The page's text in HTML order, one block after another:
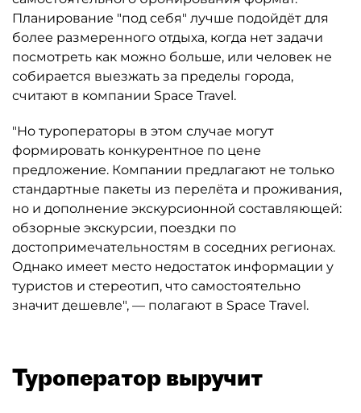
Планирование "под себя" лучше подойдёт для
более размеренного отдыха, когда нет задачи
посмотреть как можно больше, или человек не
собирается выезжать за пределы города,
считают в компании Space Travel.
"Но туроператоры в этом случае могут
формировать конкурентное по цене
предложение. Компании предлагают не только
стандартные пакеты из перелёта и проживания,
но и дополнение экскурсионной составляющей:
обзорные экскурсии, поездки по
достопримечательностям в соседних регионах.
Однако имеет место недостаток информации у
туристов и стереотип, что самостоятельно
значит дешевле", — полагают в Space Travel.
Туроператор выручит